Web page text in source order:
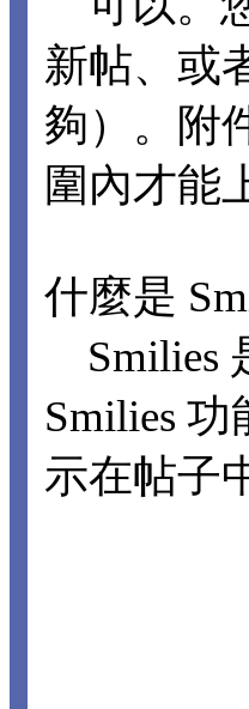
新帖、或
夠）。附
圍內才能
什麼是
Smilies
Smilies
示在帖子